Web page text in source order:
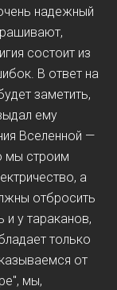
надежный
состоит из
В ответ на
заметить,
ему
Вселенной —
мы строим
а
отбросить
и у тараканов,
только
от
мы,